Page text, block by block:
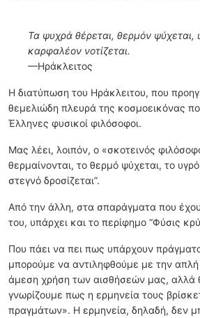
Τα ψυχρά θέρεται, θερμόν ψύχεται,
καρφαλέον νοτίζεται.
—Ηράκλειτος
Η διατύπωση του Ηράκλειτου, που
θεμελιώδη πλευρά της κοσμοεικόνας
Έλληνες φυσικοί φιλόσοφοι.
Μας λέει, λοιπόν, ο «σκοτεινός
θερμαίνονται, το θερμό ψύχεται, το
στεγνό δροσίζεται”.
Από την άλλη, στα σπαράγματα που
του, υπάρχει και το περίφημο “Φύσις
Που πάει να πει πως υπάρχουν
μπορούμε να αντιληφθούμε με την
άμεση χρήση των αισθήσεών μας, αλλά
γνωρίζουμε πως η ερμηνεία τους
πραγμάτων». Η ερμηνεία, δηλαδή, δεν